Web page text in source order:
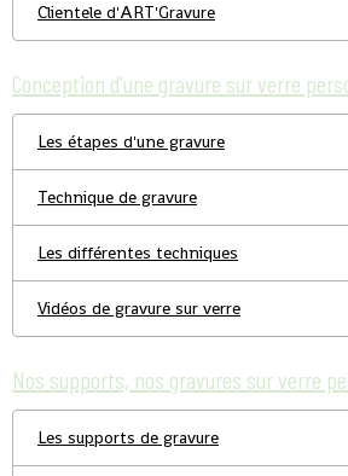
Clientele d'ART'Gravure
Conception d'une gravure sur verre
Les étapes d'une gravure
Technique de gravure
Les différentes techniques
Vidéos de gravure sur verre
Nos supports, nos gravures sur verre
Les supports de gravure